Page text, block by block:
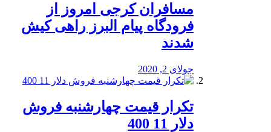
مسافران کرجی امروز از
فرودگاه پیام البرز راهی کیش
شدند
جولای 2, 2020
تکرار قیمت چهارشنبه فروش
دلار 11 400